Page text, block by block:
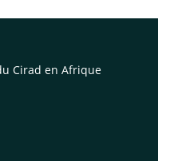
Cirad en Afrique